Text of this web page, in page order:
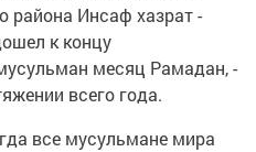
района ­Инсаф хазрат
к концу
месяц Рамадан,
­всего года.
все мусульмане мира